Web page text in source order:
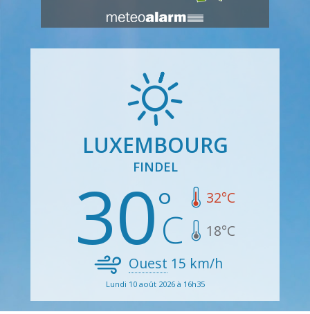
LUXEMBOURG
FINDEL
30 32°C
18°C
Ouest 15 km/h
Lundi 10 août 2026 à 16h35